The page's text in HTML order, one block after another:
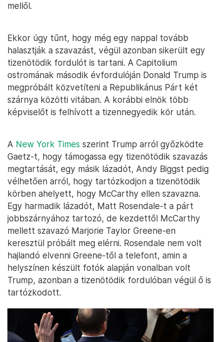
mellől.
Ekkor úgy tűnt, hogy még egy nappal tovább
halasztják a szavazást, végül azonban sikerült egy
tizenötödik fordulót is tartani. A Capitolium
ostromának második évfordulóján Donald Trump is
megpróbált közvetíteni a Republikánus Párt két
szárnya közötti vitában. A korábbi elnök több
képviselőt is felhívott a tizennegyedik kör után.
A New York Times szerint Trump arról győzködte
Gaetz-t, hogy támogassa egy tizenötödik szavazás
megtartását, egy másik lázadót, Andy Biggst pedig
vélhetően arról, hogy tartózkodjon a tizenötödik
körben ahelyett, hogy McCarthy ellen szavazna.
Egy harmadik lázadót, Matt Rosendale-t a párt
jobbszárnyához tartozó, de kezdettől McCarthy
mellett szavazó Marjorie Taylor Greene-en
keresztül próbált meg elérni. Rosendale nem volt
hajlandó elvenni Greene-től a telefont, amin a
helyszínen készült fotók alapján vonalban volt
Trump, azonban a tizenötödik fordulóban végül ő is
tartózkodott.